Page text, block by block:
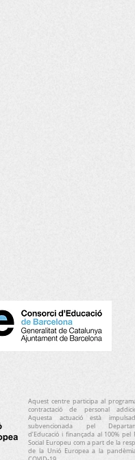
Aquest centre participa al
contractació de personal
Aquesta actuació està
subvencionada pel
d’Educació i finançada al 100% pel
Social Europeu com a part de la
de la Unió Europea a la